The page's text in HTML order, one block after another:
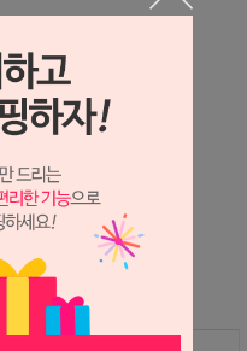
열기
해 보실 수 있습니다.
요 ※
능한 상품입니다.
체 안내드리고 있으니
감사하겠습니다